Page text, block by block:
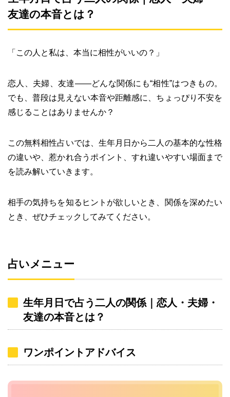
友達の本音とは？
「この人と私は、本当に相性がいいの？」
恋人、夫婦、友達――どんな関係にも“相性”はつきもの。
でも、普段は見えない本音や距離感に、ちょっぴり不安を
感じることはありませんか？
この無料相性占いでは、生年月日から二人の基本的な性格
の違いや、惹かれ合うポイント、すれ違いやすい場面まで
を読み解いていきます。
相手の気持ちを知るヒントが欲しいとき、関係を深めたい
とき、ぜひチェックしてみてください。
占いメニュー
生年月日で占う二人の関係｜恋人・夫婦・
友達の本音とは？
ワンポイントアドバイス